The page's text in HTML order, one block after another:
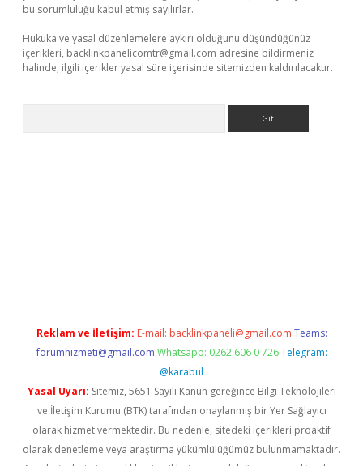
bu sorumluluğu kabul etmiş sayılırlar.
Hukuka ve yasal düzenlemelere aykırı olduğunu düşündüğünüz
içerikleri, backlinkpanelicomtr@gmail.com adresine bildirmeniz
halinde, ilgili içerikler yasal süre içerisinde sitemizden kaldırılacaktır.
Reklam ve İletişim: E-mail: backlinkpaneli@gmail.com Teams:
forumhizmeti@gmail.com Whatsapp: 0262 606 0 726 Telegram:
@karabul
Yasal Uyarı: Sitemiz, 5651 Sayılı Kanun gereğince Bilgi Teknolojileri
ve İletişim Kurumu (BTK) tarafından onaylanmış bir Yer Sağlayıcı
olarak hizmet vermektedir. Bu nedenle, sitedeki içerikleri proaktif
olarak denetleme veya araştırma yükümlülüğümüz bulunmamaktadır.